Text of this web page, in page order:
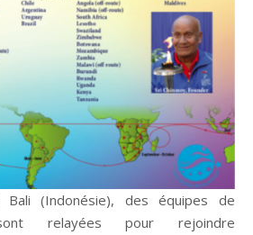
Bali (Indonésie), des équipes de
relayées pour rejoindre